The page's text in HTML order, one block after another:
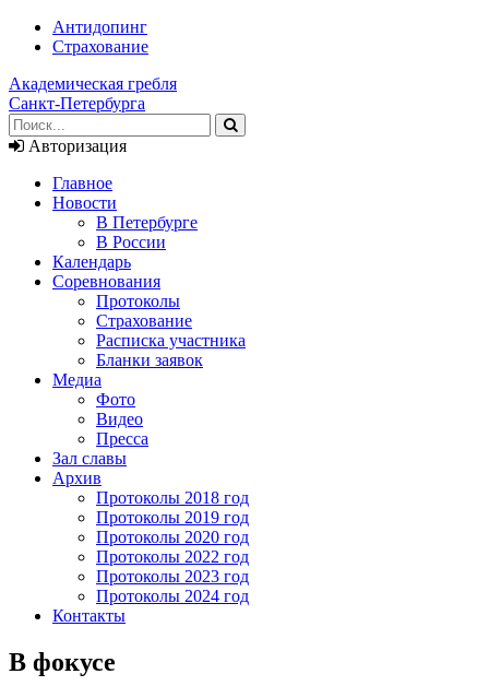
Антидопинг
Страхование
Академическая гребля
Санкт-Петербурга
Авторизация
Главное
Новости
В Петербурге
В России
Календарь
Соревнования
Протоколы
Страхование
Расписка участника
Бланки заявок
Медиа
Фото
Видео
Пресса
Зал славы
Архив
Протоколы 2018 год
Протоколы 2019 год
Протоколы 2020 год
Протоколы 2022 год
Протоколы 2023 год
Протоколы 2024 год
Контакты
В фокусе